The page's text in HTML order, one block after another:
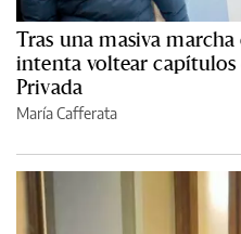
Tras una masiva
intenta voltear capítulos
Privada
María Cafferata